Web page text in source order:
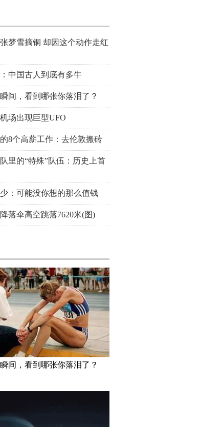
梦雪摘铜 却因这个动作走红
中国古人到底有多牛
间，看到哪张你落泪了？
场出现巨型UFO
8个高薪工作：去伦敦搬砖
里的“特殊”队伍：历史上首
：可能没你想的那么值钱
落伞高空跳落7620米(图)
间，看到哪张你落泪了？